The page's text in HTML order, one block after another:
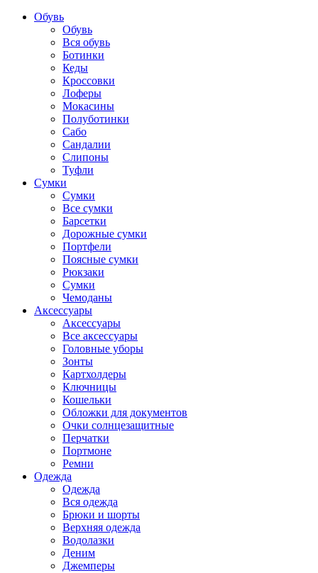
Обувь
Обувь
Вся обувь
Ботинки
Кеды
Кроссовки
Лоферы
Мокасины
Полуботинки
Сабо
Сандалии
Слипоны
Туфли
Сумки
Сумки
Все сумки
Барсетки
Дорожные сумки
Портфели
Поясные сумки
Рюкзаки
Сумки
Чемоданы
Аксессуары
Аксессуары
Все аксессуары
Головные уборы
Зонты
Картхолдеры
Ключницы
Кошельки
Обложки для документов
Очки солнцезащитные
Перчатки
Портмоне
Ремни
Одежда
Одежда
Вся одежда
Брюки и шорты
Верхняя одежда
Водолазки
Деним
Джемперы